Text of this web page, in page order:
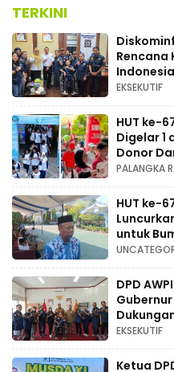
TERKINI
Rencana
Indonesia
EKSEKUTIF
HUT ke-
Digelar 1
Donor
PALANGKA
HUT ke-
untuk
DPD
EKSEKUTIF
Ketua